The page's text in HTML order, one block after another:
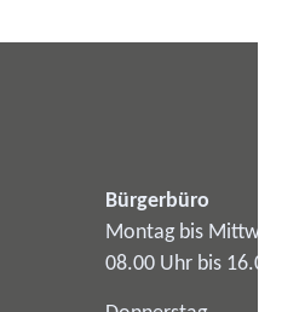
Bürgerbüro
Montag bis Mittwoch
08.00 Uhr bis 16.00 Uhr